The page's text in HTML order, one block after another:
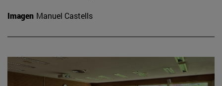
Imagen Manuel Castells